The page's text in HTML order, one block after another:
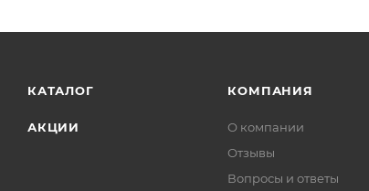
КАТАЛОГ
АКЦИИ
КОМПАНИЯ
О компании
Отзывы
Вопросы и ответы